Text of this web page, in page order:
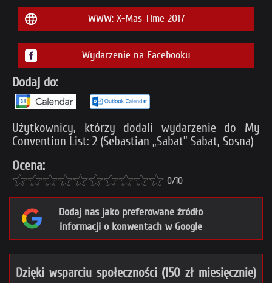
WWW: X-Mas Time 2017
Wydarzenie na Facebooku
Dodaj do:
Użytkownicy, którzy dodali wydarzenie do My
Convention List: 2 (Sebastian „Sabat” Sabat, Sosna)
Ocena:
0/10
Dodaj nas jako preferowane źródło
informacji o konwentach w Google
Dzięki wsparciu społeczności (150 zł miesięcznie)